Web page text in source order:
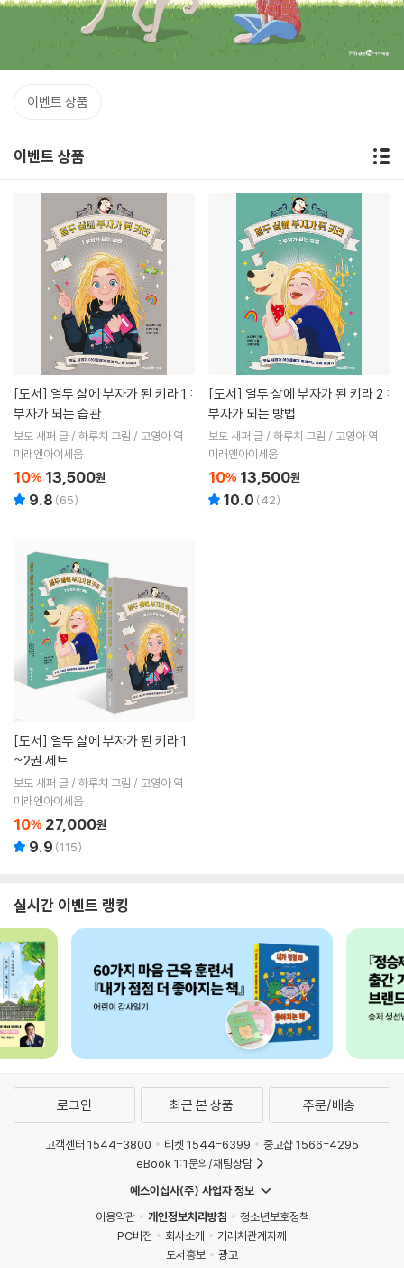
이벤트 상품
이벤트 상품
[도서]
부자가 되는 습관
보도 섀퍼 글 / 하루치 그림 / 고영아 역
미래엔아이세움
10% 13,500원
9.8 (65)
[도서]
부자가 되는 방법
보도 섀퍼 글 / 하루치 그림 / 고영아 역
미래엔아이세움
10% 13,500원
10.0 (42)
[도서]
~2권 세트
보도 섀퍼 글 / 하루치 그림 / 고영아 역
미래엔아이세움
10% 27,000원
9.9 (115)
실시간 이벤트 랭킹
로그인 최근 본 상품 주문/배송
고객센터 1544-3800 티켓 1544-6399
중고샵 1566-4295
eBook 1:1문의/채팅상담
예스이십사(주) 사업자 정보
이용약관
개인정보처리방침
청소년보호정책
PC버전
회사소개
거래처관계자께
도서홍보
광고